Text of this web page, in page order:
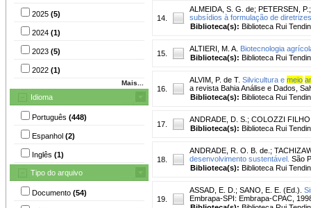
2025 (5)
2024 (1)
2023 (5)
2022 (1)
Mais...
Idioma
Português (448)
Espanhol (2)
Inglês (1)
Tipo do arquivo
Documento (54)
14.
ALMEIDA, S. G. de; PETERSEN, P.
subsídios à formulação de
Biblioteca(s): Biblioteca Rui
15.
ALTIERI, M. A. Biotecnologia
Biblioteca(s): Biblioteca Rui
16.
ALVIM, P. de T. Silvicultura e meio
a revista Bahia Análise e Dados,
Biblioteca(s): Biblioteca Rui
17.
ANDRADE, D. S. ; COLOZZI
Biblioteca(s): Biblioteca Rui
18.
ANDRADE, R. O. B. de. ;
desenvolvimento sustentável. São
Biblioteca(s): Biblioteca Rui
19.
ASSAD, E. D. ; SANO, E. E. (Ed.).
Embrapa-SPI: Embrapa-CPAC,